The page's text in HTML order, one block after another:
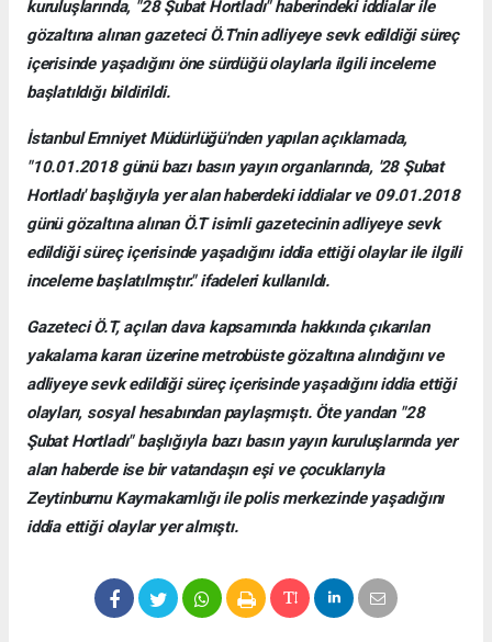
kuruluşlarında, "28 Şubat Hortladı" haberindeki iddialar ile
gözaltına alınan gazeteci Ö.T'nin adliyeye sevk edildiği süreç
içerisinde yaşadığını öne sürdüğü olaylarla ilgili inceleme
başlatıldığı bildirildi.
İstanbul Emniyet Müdürlüğü'nden yapılan açıklamada,
"10.01.2018 günü bazı basın yayın organlarında, '28 Şubat
Hortladı' başlığıyla yer alan haberdeki iddialar ve 09.01.2018
günü gözaltına alınan Ö.T isimli gazetecinin adliyeye sevk
edildiği süreç içerisinde yaşadığını iddia ettiği olaylar ile ilgili
inceleme başlatılmıştır." ifadeleri kullanıldı.
Gazeteci Ö.T, açılan dava kapsamında hakkında çıkarılan
yakalama kararı üzerine metrobüste gözaltına alındığını ve
adliyeye sevk edildiği süreç içerisinde yaşadığını iddia ettiği
olayları, sosyal hesabından paylaşmıştı. Öte yandan "28
Şubat Hortladı" başlığıyla bazı basın yayın kuruluşlarında yer
alan haberde ise bir vatandaşın eşi ve çocuklarıyla
Zeytinburnu Kaymakamlığı ile polis merkezinde yaşadığını
iddia ettiği olaylar yer almıştı.